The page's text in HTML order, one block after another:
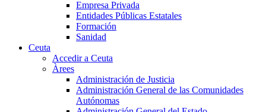
Empresa Privada
Entidades Públicas Estatales
Formación
Sanidad
Ceuta
Accedir a Ceuta
Àrees
Administración de Justicia
Administración General de las Comunidades
Autónomas